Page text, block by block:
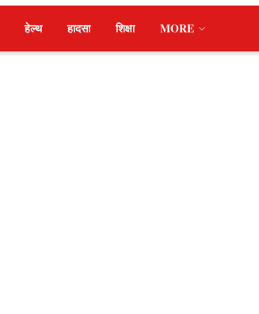
हेल्थ हादसा शिक्षा MORE